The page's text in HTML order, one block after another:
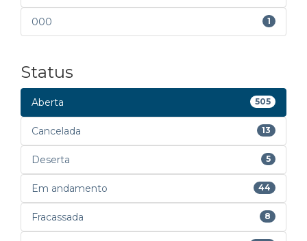
000 1
Status
Aberta 505
Cancelada 13
Deserta 5
Em andamento 44
Fracassada 8